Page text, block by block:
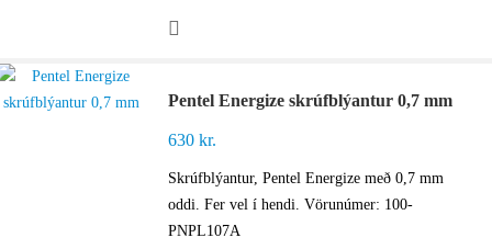
Pentel Energize skrúfblýantur 0,7 mm
630kr.
Skrúfblýantur, Pentel Energize með 0,7 mm
oddi. Fer vel í hendi. Vörunúmer: 100-
PNPL107A